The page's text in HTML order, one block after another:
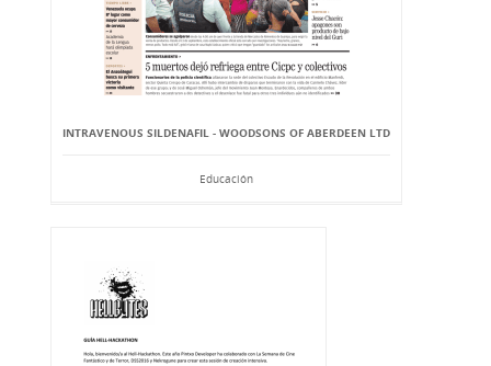
INTRAVENOUS SILDENAFIL - WOODSONS OF ABERDEEN LTD
Educación